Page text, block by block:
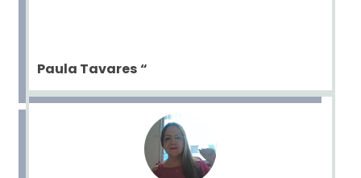
Paula Tavares“